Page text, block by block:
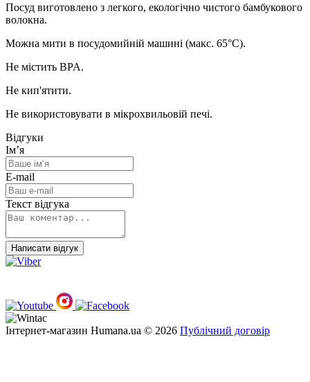
Посуд виготовлено з легкого, екологічно чистого бамбукового
волокна.
Можна мити в посудомийній машині (макс. 65°C).
Не містить BPA.
Не кип'ятити.
Не використовувати в мікрохвильовій печі.
Відгуки
Ім’я
E-mail
Текст відгука
Написати відгук
Інтернет-магазин Humana.ua © 2026 Публічний договір